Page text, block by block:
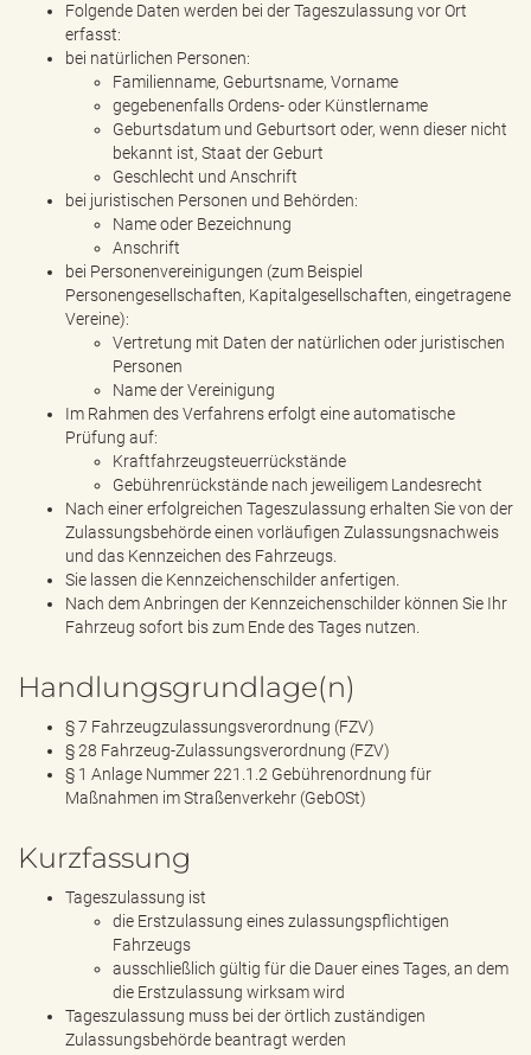
Folgende Daten werden bei der Tageszulassung vor Ort
erfasst:
bei natürlichen Personen:
Familienname, Geburtsname, Vorname
gegebenenfalls Ordens- oder Künstlername
Geburtsdatum und Geburtsort oder, wenn dieser nicht
bekannt ist, Staat der Geburt
Geschlecht und Anschrift
bei juristischen Personen und Behörden:
Name oder Bezeichnung
Anschrift
bei Personenvereinigungen (zum Beispiel
Personengesellschaften, Kapitalgesellschaften, eingetragene
Vereine):
Vertretung mit Daten der natürlichen oder juristischen
Personen
Name der Vereinigung
Im Rahmen des Verfahrens erfolgt eine automatische
Prüfung auf:
Kraftfahrzeugsteuerrückstände
Gebührenrückstände nach jeweiligem Landesrecht
Nach einer erfolgreichen Tageszulassung erhalten Sie von der
Zulassungsbehörde einen vorläufigen Zulassungsnachweis
und das Kennzeichen des Fahrzeugs.
Sie lassen die Kennzeichenschilder anfertigen.
Nach dem Anbringen der Kennzeichenschilder können Sie Ihr
Fahrzeug sofort bis zum Ende des Tages nutzen.
Handlungsgrundlage(n)
§ 7 Fahrzeugzulassungsverordnung (FZV)
§ 28 Fahrzeug-Zulassungsverordnung (FZV)
§ 1 Anlage Nummer 221.1.2 Gebührenordnung für
Maßnahmen im Straßenverkehr (GebOSt)
Kurzfassung
Tageszulassung ist
die Erstzulassung eines zulassungspflichtigen
Fahrzeugs
ausschließlich gültig für die Dauer eines Tages, an dem
die Erstzulassung wirksam wird
Tageszulassung muss bei der örtlich zuständigen
Zulassungsbehörde beantragt werden